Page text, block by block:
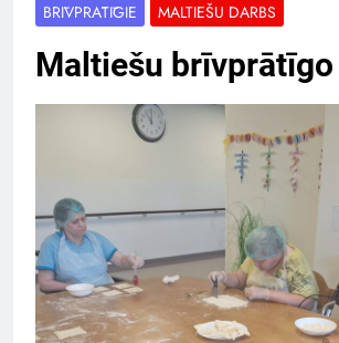
BRĪVPRĀTĪGIE MALTIEŠU DARBS
Maltiešu